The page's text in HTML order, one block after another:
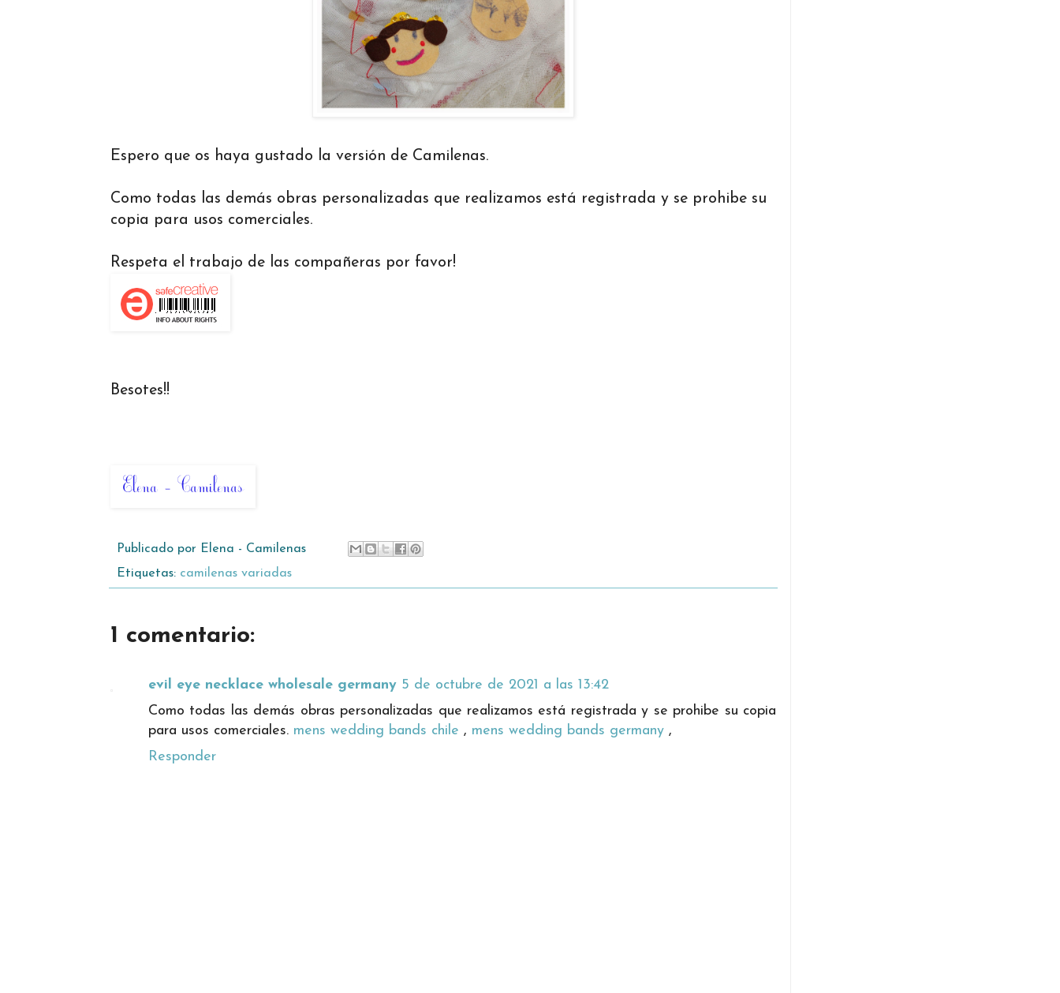
Espero que os haya gustado la versión de Camilenas.
Como todas las demás obras personalizadas que realizamos está registrada y se prohibe su
copia para usos comerciales.
Respeta el trabajo de las compañeras por favor!
Besotes!!
Publicado por Elena - Camilenas
Etiquetas: camilenas variadas
1 comentario:
evil eye necklace wholesale germany 5 de octubre de 2021 a las 13:42
Como todas las demás obras personalizadas que realizamos está registrada y se prohibe su copia
para usos comerciales. mens wedding bands chile , mens wedding bands germany ,
Responder